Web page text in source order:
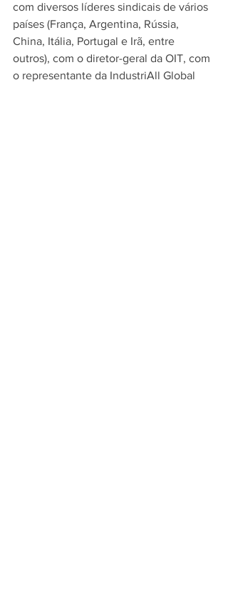
com diversos líderes sindicais de vários
países (França, Argentina, Rússia,
China, Itália, Portugal e Irã, entre
outros), com o diretor-geral da OIT, com
o representante da IndustriAll Global